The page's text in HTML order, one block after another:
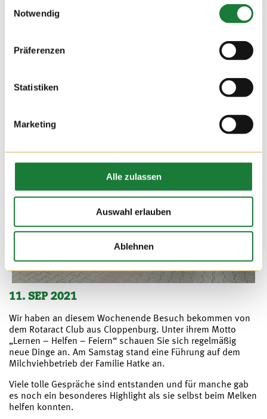
Notwendig
Präferenzen
Statistiken
Marketing
Alle zulassen
Auswahl erlauben
Ablehnen
die Ställe, wobei sie vieles über die Milchviehhaltung auf
dem Hof Hatke lernen konnten. Wir freuen uns auf den
11. SEP 2021
Wir haben an diesem Wochenende Besuch bekommen von
dem Rotaract Club aus Cloppenburg. Unter ihrem Motto
„Lernen – Helfen – Feiern“ schauen Sie sich regelmäßig
neue Dinge an. Am Samstag stand eine Führung auf dem
Milchviehbetrieb der Familie Hatke an.
Viele tolle Gespräche sind entstanden und für manche gab
es noch ein besonderes Highlight als sie selbst beim Melken
helfen konnten.